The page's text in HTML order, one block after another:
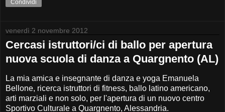
Condividi
venerdì 2 novembre 2012
Cercasi istruttori/ci di ballo per apertura
nuova scuola di danza a Quargnento (AL)
La mia amica e insegnante di danza e yoga Emanuela
Bellone, ricerca istruttori di fitness, ballo latino americano,
arti marziali e non solo, per l'apertura di un nuovo centro
Sportivo Culturale a Quargnento, Alessandria.